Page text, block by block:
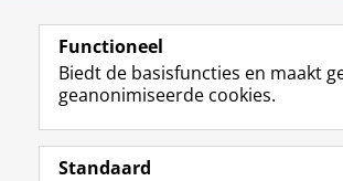
Volg de RUG
F
a
L
i
R
S
Functioneel
Biedt de basisfuncties en maakt
geanonimiseerde cookies.
Standaard